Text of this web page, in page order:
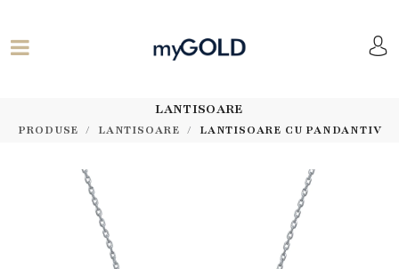
LANTISOARE
PRODUSE LANTISOARE LANTISOARE CU PANDANTIV